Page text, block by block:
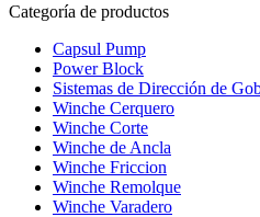
Categoría de productos
Capsul Pump
Power Block
Sistemas de Dirección de
Winche Cerquero
Winche Corte
Winche de Ancla
Winche Friccion
Winche Remolque
Winche Varadero